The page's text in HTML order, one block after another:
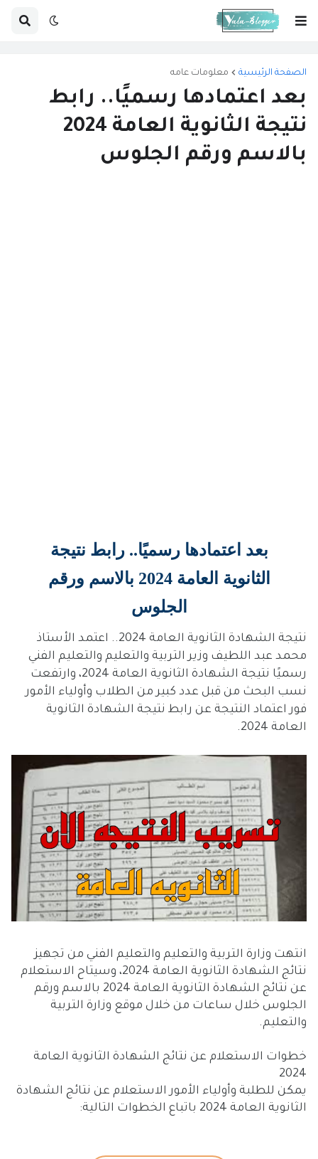
الصفحة الرئيسية معلومات عامه
بعد اعتمادها رسميًا.. رابط
نتيجة الثانوية العامة 2024
بالاسم ورقم الجلوس
بعد اعتمادها رسميًا.. رابط نتيجة
الثانوية العامة 2024 بالاسم ورقم
الجلوس
نتيجة الشهادة الثانوية العامة 2024.. اعتمد الأستاذ
محمد عبد اللطيف وزير التربية والتعليم والتعليم الفني
رسميًا نتيجة الشهادة الثانوية العامة 2024، وارتفعت
نسب البحث من قبل عدد كبير من الطلاب وأولياء الأمور
فور اعتماد النتيجة عن رابط نتيجة الشهادة الثانوية
العامة 2024.
انتهت وزارة التربية والتعليم والتعليم الفني من تجهيز
نتائج الشهادة الثانوية العامة 2024، وسيتاح الاستعلام
عن نتائج الشهادة الثانوية العامة 2024 بالاسم ورقم
الجلوس خلال ساعات من خلال موقع وزارة التربية
والتعليم.
خطوات الاستعلام عن نتائج الشهادة الثانوية العامة
2024
يمكن للطلبة وأولياء الأمور الاستعلام عن نتائج الشهادة
الثانوية العامة 2024 باتباع الخطوات التالية: